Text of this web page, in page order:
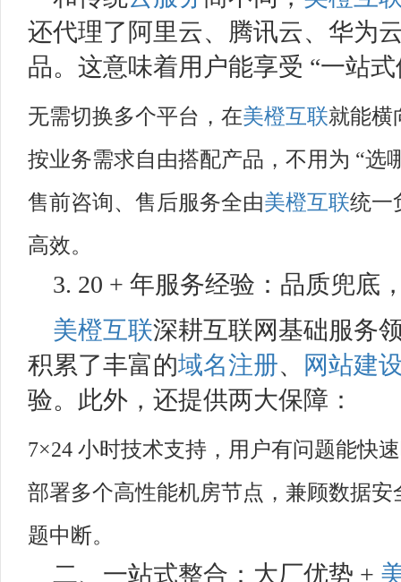
还代理了阿里云、腾讯云、华为
品。这意味着用户能享受 “一站式
无需切换多个平台，在美橙互联就能横
按业务需求自由搭配产品，不用为 “选
售前咨询、售后服务全由美橙互联统一
高效。
3. 20 + 年服务经验：品质兜底
美橙互联深耕互联网基础服务
积累了丰富的域名注册、
网站建
验。此外，还提供两大保障：
7×24 小时技术支持，用户有问题能快
部署多个高性能机房节点，兼顾数据
题中断。
二、一站式整合：大厂优势 +